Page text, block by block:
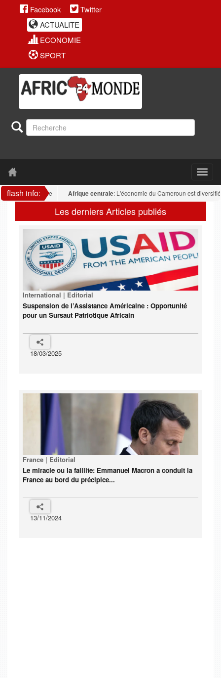
Facebook
Twitter
ACTUALITE
ECONOMIE
SPORT
flash info:
fragmentée Afrique centrale: L'économie du Cameroun est diversifiée :
Les derniers Articles publiés
International | Editorial
Suspension de l’Assistance Américaine : Opportunité
pour un Sursaut Patriotique Africain
18/03/2025
France | Editorial
Le miracle ou la faillite: Emmanuel Macron a conduit la
France au bord du précipice...
13/11/2024